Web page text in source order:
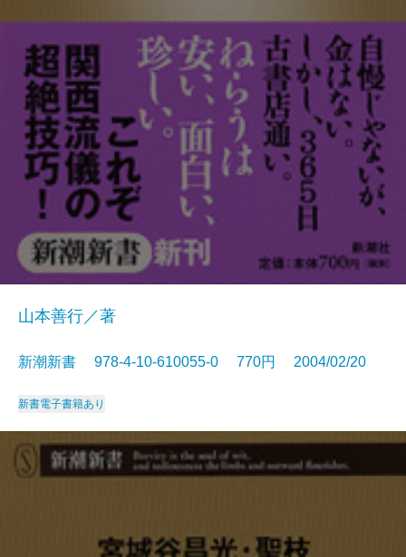
山本善行／著
新潮新書 978-4-10-610055-0 770円 2004/02/20
新書電子書籍あり